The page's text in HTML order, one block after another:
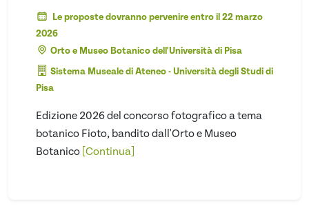
Le proposte dovranno pervenire entro il 22 marzo
2026
Orto e Museo Botanico dell'Università di Pisa
Sistema Museale di Ateneo - Università degli Studi di
Pisa
Edizione 2026 del concorso fotografico a tema
botanico Fioto, bandito dall'Orto e Museo
Botanico [Continua]